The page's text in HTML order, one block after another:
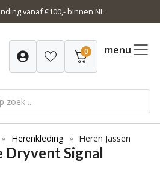
vanaf €100,- binnen NL
0 menu
» Herenkleding » Heren Jassen
Dryvent Signal